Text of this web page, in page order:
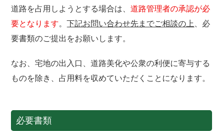
道路を占用しようとする場合は、道路管理者の承認が必
要となります。下記お問い合わせ先までご相談の上、必
要書類のご提出をお願いします。
なお、宅地の出入口、道路美化や公衆の利便に寄与する
ものを除き、占用料を収めていただくことになります。
必要書類